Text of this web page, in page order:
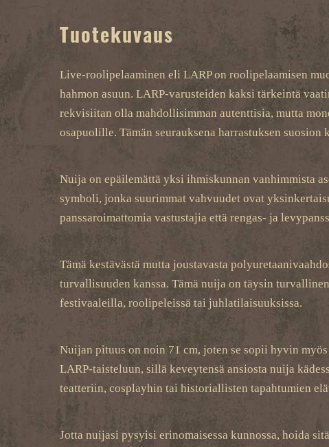
Tuotekuvaus
Live-roolipelaaminen eli LARP on roolipelaamisen
hahmon asuun. LARP-varusteiden kaksi tärkeintä
rekvisiitan olla mahdollisimman autenttisia, mutta
osapuolille. Tämän seurauksena harrastuksen
Nuija on epäilemättä yksi ihmiskunnan vanhimmista
symboli, jonka suurimmat vahvuudet ovat
panssaroimattomia vastustajia että rengas- ja
Tämä kestävästä mutta joustavasta
turvallisuuden kanssa. Tämä nuija on täysin
festivaaleilla, roolipeleissä tai juhlatilaisuuksissa.
Nuijan pituus on noin 71 cm, joten se sopii hyvin
LARP-taisteluun, sillä keveytensä ansiosta nuija
teatteriin, cosplayhin tai historiallisten tapahtumien
Jotta nuijasi pysyisi erinomaisessa kunnossa, hoida